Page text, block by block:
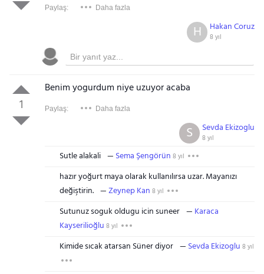
Paylaş: Daha fazla
Hakan Coruz
8 yıl
H
1
Benim yogurdum niye uzuyor acaba
Paylaş: Daha fazla
Sevda Ekizoglu
8 yıl
S
Sutle alakali Sema Şengörün 8 yıl
hazır yoğurt maya olarak kullanılırsa uzar. Mayanızı
değiştirin.
Zeynep Kan 8 yıl
Sutunuz soguk oldugu icin suneer
Karaca
Kayserilioğlu 8 yıl
Kimide sıcak atarsan Süner diyor Sevda Ekizoglu 8 yıl